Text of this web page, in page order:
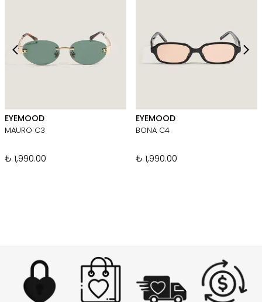
EYEMOOD
MAURO C3
₺ 1,990.00
EYEMOOD
BONA C4
₺ 1,990.00